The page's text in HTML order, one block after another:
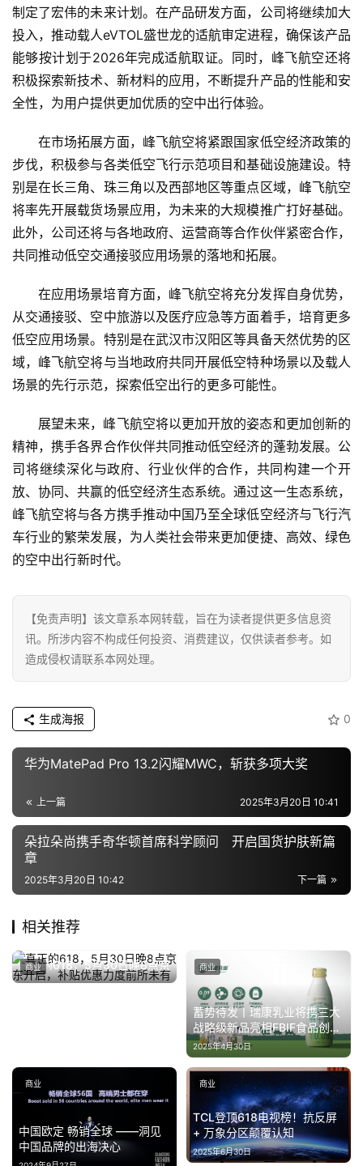
技
财
经
专
题
汽
车
能
源
登录 注册
制定了宏伟的未来计划。在产品研发方面，公司将继续加大
投入，推动载人eVTOL盛世龙的适航审定进程，确保该产品
能够按计划于2026年完成适航取证。同时，峰飞航空还将
积极探索新技术、新材料的应用，不断提升产品的性能和安
全性，为用户提供更加优质的空中出行体验。
在市场拓展方面，峰飞航空将紧跟国家低空经济政策的
步伐，积极参与各类低空飞行示范项目和基础设施建设。特
别是在长三角、珠三角以及西部地区等重点区域，峰飞航空
将率先开展载货场景应用，为未来的大规模推广打好基础。
此外，公司还将与各地政府、运营商等合作伙伴紧密合作，
共同推动低空交通接驳应用场景的落地和拓展。
在应用场景培育方面，峰飞航空将充分发挥自身优势，
从交通接驳、空中旅游以及医疗应急等方面着手，培育更多
低空应用场景。特别是在武汉市汉阳区等具备天然优势的区
域，峰飞航空将与当地政府共同开展低空特种场景以及载人
场景的先行示范，探索低空出行的更多可能性。
展望未来，峰飞航空将以更加开放的姿态和更加创新的
精神，携手各界合作伙伴共同推动低空经济的蓬勃发展。公
司将继续深化与政府、行业伙伴的合作，共同构建一个开
放、协同、共赢的低空经济生态系统。通过这一生态系统，
峰飞航空将与各方携手推动中国乃至全球低空经济与飞行汽
车行业的繁荣发展，为人类社会带来更加便捷、高效、绿色
的空中出行新时代。
【免责声明】该文章系本网转载，旨在为读者提供更多信息资
讯。所涉内容不构成任何投资、消费建议，仅供读者参考。如
造成侵权请联系本网处理。
0
生成海报
华为MatePad Pro 13.2闪耀MWC，斩获多项大奖
上一篇 2025年3月20日 10:41
朵拉朵尚携手奇华顿首席科学顾问 开启国货护肤新篇
章
下一篇
2025年3月20日 10:42
相关推荐
真正的618，5月30日晚8点京
东开启，补贴优惠力度前所未
2025年5月29日
商业
蓄势待发丨瑞康乳业将携三大
战略级新品亮相FBIF食品创新
展
2025年4月30日
商业
中国欧定 畅销全球 ——洞见
中国品牌的出海决心
商业
TCL登顶618电视榜！抗反屏
+ 万象分区颠覆认知
2025年6月30日
商业